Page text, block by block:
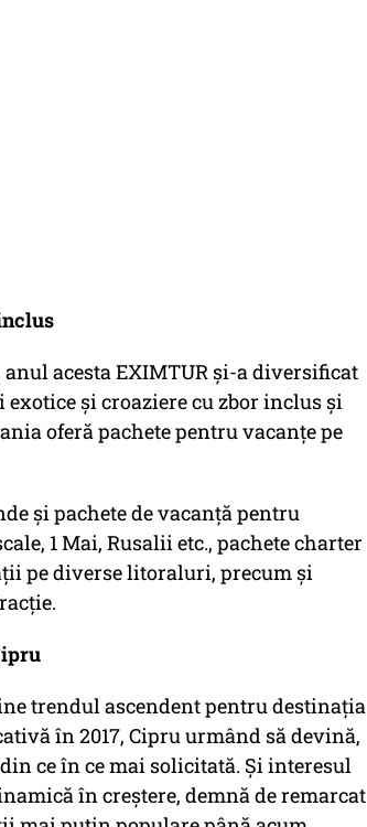
acesta EXIMTUR și-a diversificat
și croaziere cu zbor inclus și
oferă pachete pentru vacanțe pe
și pachete de vacanță pentru
1 Mai, Rusalii etc., pachete charter
pe diverse litoraluri, precum și
trendul ascendent pentru destinația
în 2017, Cipru urmând să devină,
ce în ce mai solicitată. Și interesul
în creștere, demnă de remarcat